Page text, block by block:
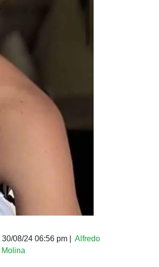
30/08/24 06:56 pm
Alfredo
Molina